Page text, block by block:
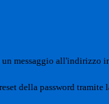
messaggio all'indirizzo
della password tramite